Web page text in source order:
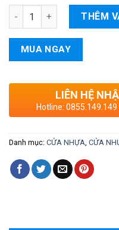
Cửa nhựa ABS Hàn Quốc
THÊM
MUA NGAY
LIÊN HỆ
Hotline:
Danh mục: CỬA NHỰA CỬA